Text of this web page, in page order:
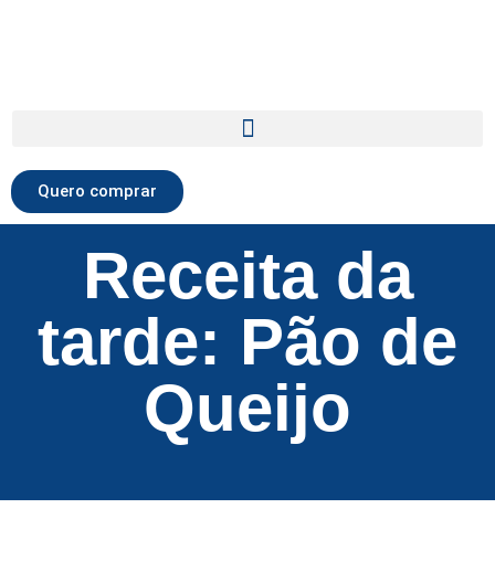
Quero comprar
Receita da
tarde: Pão de
Queijo